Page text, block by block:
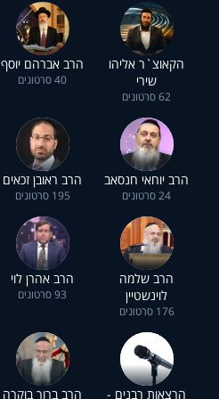
הקאוצ`ר אליהו
שירי
62 סרטונים
הרב אברהם יוסף
40 סרטונים
הרב יוחאי חנסאב
24 סרטונים
הרב ראובן זכאים
195 סרטונים
הרב שלמה
לוינשטיין
176 סרטונים
הרב אהרן לוי
93 סרטונים
הרצאות רבנים - הרב ברוך בוקרה